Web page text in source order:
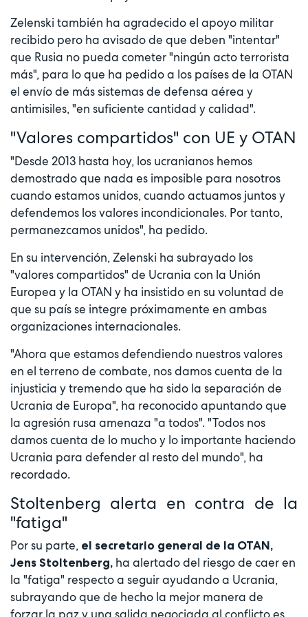
Zelenski también ha agradecido el apoyo militar
recibido pero ha avisado de que deben "intentar"
que Rusia no pueda cometer "ningún acto terrorista
más", para lo que ha pedido a los países de la OTAN
el envío de más sistemas de defensa aérea y
antimisiles, "en suficiente cantidad y calidad".
"Valores compartidos" con UE y OTAN
"Desde 2013 hasta hoy, los ucranianos hemos
demostrado que nada es imposible para nosotros
cuando estamos unidos, cuando actuamos juntos y
defendemos los valores incondicionales. Por tanto,
permanezcamos unidos", ha pedido.
En su intervención, Zelenski ha subrayado los
"valores compartidos" de Ucrania con la Unión
Europea y la OTAN y ha insistido en su voluntad de
que su país se integre próximamente en ambas
organizaciones internacionales.
"Ahora que estamos defendiendo nuestros valores
en el terreno de combate, nos damos cuenta de la
injusticia y tremendo que ha sido la separación de
Ucrania de Europa", ha reconocido apuntando que
la agresión rusa amenaza "a todos". "Todos nos
damos cuenta de lo mucho y lo importante haciendo
Ucrania para defender al resto del mundo", ha
recordado.
Stoltenberg alerta en contra de la
"fatiga"
Por su parte, el secretario general de la OTAN,
Jens Stoltenberg, ha alertado del riesgo de caer en
la "fatiga" respecto a seguir ayudando a Ucrania,
subrayando que de hecho la mejor manera de